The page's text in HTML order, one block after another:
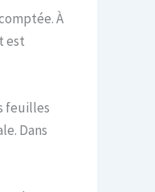
À
est
feuilles
Dans